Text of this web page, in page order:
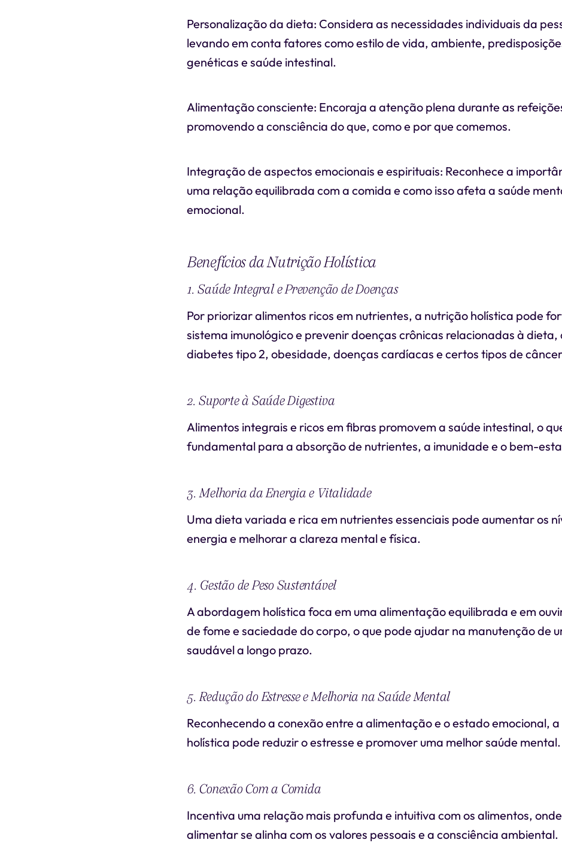
Personalização da dieta: Considera as necessidades individuais da
levando em conta fatores como estilo de vida, ambiente,
genéticas e saúde intestinal.
Alimentação consciente: Encoraja a atenção plena durante as
promovendo a consciência do que, como e por que comemos.
Integração de aspectos emocionais e espirituais: Reconhece a
uma relação equilibrada com a comida e como isso afeta a saúde
emocional.
Benefícios da Nutrição Holística
1. Saúde Integral e Prevenção de Doenças
Por priorizar alimentos ricos em nutrientes, a nutrição holística pode
sistema imunológico e prevenir doenças crônicas relacionadas à dieta,
diabetes tipo 2, obesidade, doenças cardíacas e certos tipos de
2. Suporte à Saúde Digestiva
Alimentos integrais e ricos em fibras promovem a saúde intestinal, o
fundamental para a absorção de nutrientes, a imunidade e o bem-
3. Melhoria da Energia e Vitalidade
Uma dieta variada e rica em nutrientes essenciais pode aumentar os
energia e melhorar a clareza mental e física.
4. Gestão de Peso Sustentável
A abordagem holística foca em uma alimentação equilibrada e em
de fome e saciedade do corpo, o que pode ajudar na manutenção de
saudável a longo prazo.
5. Redução do Estresse e Melhoria na Saúde Mental
Reconhecendo a conexão entre a alimentação e o estado emocional,
holística pode reduzir o estresse e promover uma melhor saúde mental.
6. Conexão Com a Comida
Incentiva uma relação mais profunda e intuitiva com os alimentos,
alimentar se alinha com os valores pessoais e a consciência ambiental.